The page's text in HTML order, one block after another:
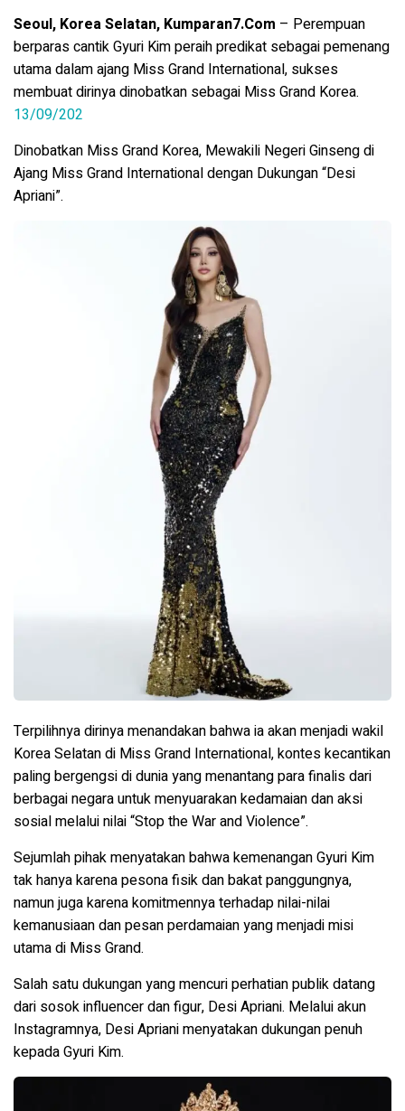
Seoul, Korea Selatan, Kumparan7.Com – Perempuan
berparas cantik Gyuri Kim peraih predikat sebagai pemenang
utama dalam ajang Miss Grand International, sukses
membuat dirinya dinobatkan sebagai Miss Grand Korea.
13/09/202
Dinobatkan Miss Grand Korea, Mewakili Negeri Ginseng di
Ajang Miss Grand International dengan Dukungan “Desi
Apriani”.
Terpilihnya dirinya menandakan bahwa ia akan menjadi wakil
Korea Selatan di Miss Grand International, kontes kecantikan
paling bergengsi di dunia yang menantang para finalis dari
berbagai negara untuk menyuarakan kedamaian dan aksi
sosial melalui nilai “Stop the War and Violence”.
Sejumlah pihak menyatakan bahwa kemenangan Gyuri Kim
tak hanya karena pesona fisik dan bakat panggungnya,
namun juga karena komitmennya terhadap nilai-nilai
kemanusiaan dan pesan perdamaian yang menjadi misi
utama di Miss Grand.
Salah satu dukungan yang mencuri perhatian publik datang
dari sosok influencer dan figur, Desi Apriani. Melalui akun
Instagramnya, Desi Apriani menyatakan dukungan penuh
kepada Gyuri Kim.